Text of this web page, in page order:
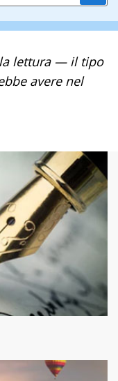
lettura — il tipo
avere nel